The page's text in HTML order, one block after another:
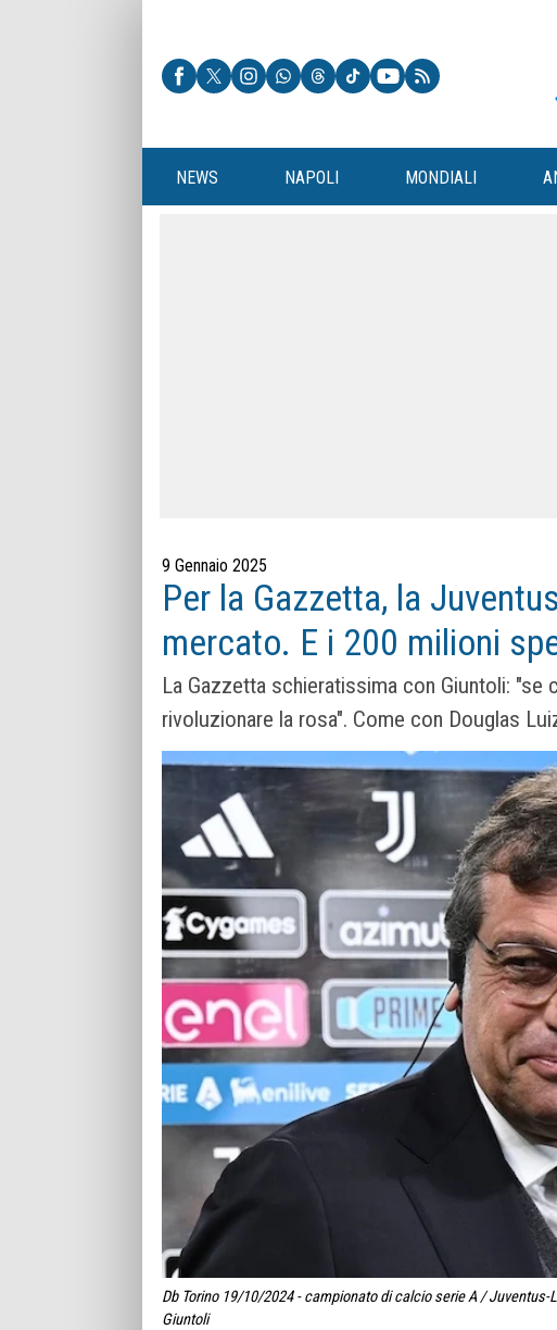
NEWS NAPOLI MONDIALI
9 Gennaio 2025
Per la Gazzetta, la
mercato. E i 200 milioni
La Gazzetta schieratissima con Giuntoli:
rivoluzionare la rosa". Come con Douglas
Db Torino 19/10/2024 - campionato di calcio serie A /
Giuntoli